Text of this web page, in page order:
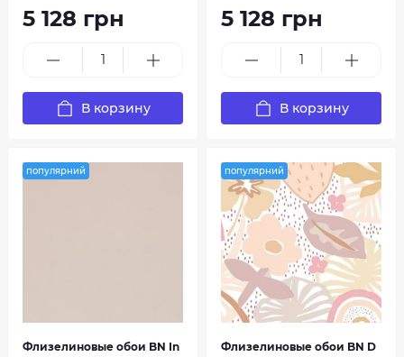
5 128 грн
В корзину
5 128 грн
В корзину
популярний
Флизелиновые обои BN In
популярний
Флизелиновые обои BN D